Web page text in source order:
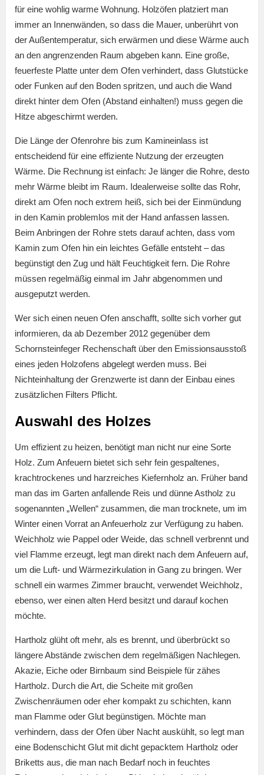
für eine wohlig warme Wohnung. Holzöfen platziert man
immer an Innenwänden, so dass die Mauer, unberührt von
der Außentemperatur, sich erwärmen und diese Wärme auch
an den angrenzenden Raum abgeben kann. Eine große,
feuerfeste Platte unter dem Ofen verhindert, dass Glutstücke
oder Funken auf den Boden spritzen, und auch die Wand
direkt hinter dem Ofen (Abstand einhalten!) muss gegen die
Hitze abgeschirmt werden.
Die Länge der Ofenrohre bis zum Kamineinlass ist
entscheidend für eine effiziente Nutzung der erzeugten
Wärme. Die Rechnung ist einfach: Je länger die Rohre, desto
mehr Wärme bleibt im Raum. Idealerweise sollte das Rohr,
direkt am Ofen noch extrem heiß, sich bei der Einmündung
in den Kamin problemlos mit der Hand anfassen lassen.
Beim Anbringen der Rohre stets darauf achten, dass vom
Kamin zum Ofen hin ein leichtes Gefälle entsteht – das
begünstigt den Zug und hält Feuchtigkeit fern. Die Rohre
müssen regelmäßig einmal im Jahr abgenommen und
ausgeputzt werden.
Wer sich einen neuen Ofen anschafft, sollte sich vorher gut
informieren, da ab Dezember 2012 gegenüber dem
Schornsteinfeger Rechenschaft über den Emissionsausstoß
eines jeden Holzofens abgelegt werden muss. Bei
Nichteinhaltung der Grenzwerte ist dann der Einbau eines
zusätzlichen Filters Pflicht.
Auswahl des Holzes
Um effizient zu heizen, benötigt man nicht nur eine Sorte
Holz. Zum Anfeuern bietet sich sehr fein gespaltenes,
krachtrockenes und harzreiches Kiefernholz an. Früher band
man das im Garten anfallende Reis und dünne Astholz zu
sogenannten „Wellen“ zusammen, die man trocknete, um im
Winter einen Vorrat an Anfeuerholz zur Verfügung zu haben.
Weichholz wie Pappel oder Weide, das schnell verbrennt und
viel Flamme erzeugt, legt man direkt nach dem Anfeuern auf,
um die Luft- und Wärmezirkulation in Gang zu bringen. Wer
schnell ein warmes Zimmer braucht, verwendet Weichholz,
ebenso, wer einen alten Herd besitzt und darauf kochen
möchte.
Hartholz glüht oft mehr, als es brennt, und überbrückt so
längere Abstände zwischen dem regelmäßigen Nachlegen.
Akazie, Eiche oder Birnbaum sind Beispiele für zähes
Hartholz. Durch die Art, die Scheite mit großen
Zwischenräumen oder eher kompakt zu schichten, kann
man Flamme oder Glut begünstigen. Möchte man
verhindern, dass der Ofen über Nacht auskühlt, so legt man
eine Bodenschicht Glut mit dicht gepacktem Hartholz oder
Briketts aus, die man nach Bedarf noch in feuchtes